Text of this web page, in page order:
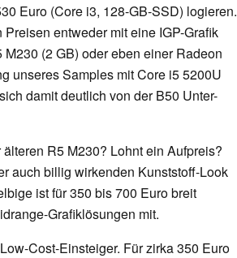
Euro (Core i3, 128-GB-SSD) logieren.
entweder mit eine IGP-Grafik
(2 GB) oder eben einer Radeon
unseres Samples mit Core i5 5200U
damit deutlich von der B50 Unter-
R5 M230? Lohnt ein Aufpreis?
auch billig wirkenden Kunststoff-Look
ist für 350 bis 700 Euro breit
Grafiklösungen mit.
Cost-Einsteiger. Für zirka 350 Euro